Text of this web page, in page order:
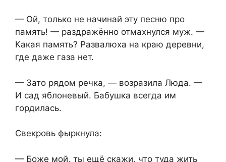
— Ой, только не начинай эту песню про
память! — раздражённо отмахнулся муж. —
Какая память? Развалюха на краю деревни,
где даже газа нет.
— Зато рядом речка, — возразила Люда. —
И сад яблоневый. Бабушка всегда им
гордилась.
Свекровь фыркнула:
— Боже мой, ты ещё скажи, что туда жить